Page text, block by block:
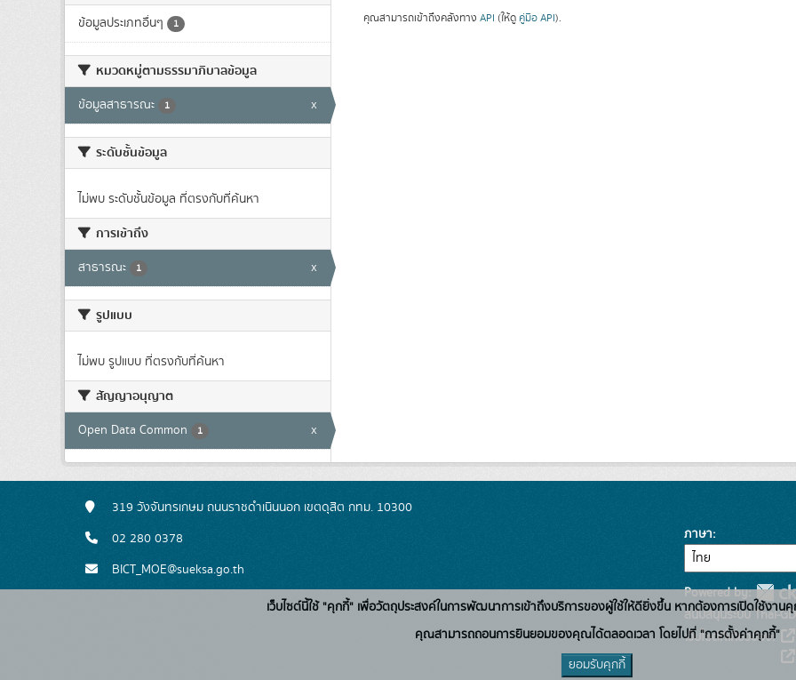
ข้อมูลประเภทอื่นๆ 1
หมวดหมู่ตามธรรมาภิบาลข้อมูล
ข้อมูลสาธารณะ 1 x
ระดับชั้นข้อมูล
ไม่พบ ระดับชั้นข้อมูล ที่ตรงกับที่ค้นหา
การเข้าถึง
สาธารณะ 1 x
รูปแบบ
ไม่พบ รูปแบบ ที่ตรงกับที่ค้นหา
สัญญาอนุญาต
Open Data Common 1 x
คุณสามารถเข้าถึงคลังทาง API (ให้ดู คู่มือ API).
319 วังจันทรเกษม ถนนราชดำเนินนอก เขตดุสิต กทม. 10300
02 280 0378
BICT_MOE@sueksa.go.th
ภาษา
Powered by:
สนับสนุนระบบ Thai-
เว็บไซต์ที่เกี่ยวข้อง:
เว็บไซต์นี้ใช้ "คุกกี้" เพื่อวัตถุประสงค์ในการพัฒนาการเข้าถึงบริการของผู้ใช้ให้ดียิ่งขึ้น หากต้องการเปิดใช้งา
คุณสามารถถอนการยินยอมของคุณได้ตลอดเวลา โดยไปที่ "การตั้งค่าคุกกี้"
ยอมรับคุกกี้